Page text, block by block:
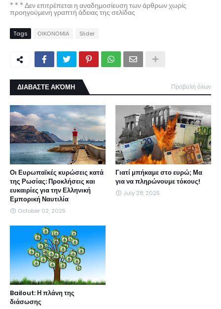
* * * Δεν επιτρέπεται η αναδημοσίευση των άρθρων χωρίς
προηγούμενη γραπτή άδειας της σελίδας
Tags ΟΙΚΟΝΟΜΙΑ Slider
ΔΙΑΒΑΣΤΕ ΑΚΌΜΗ Προβολή όλων
Οι Ευρωπαϊκές κυρώσεις κατά
της Ρωσίας: Προκλήσεις και
ευκαιρίες για την Ελληνική
Εμπορική Ναυτιλία
October 02, 2025
Γιατί μπήκαμε στο ευρώ; Μα
για να πληρώνουμε τόκους!
July 28, 2025
Bailout: Η πλάνη της
διάσωσης